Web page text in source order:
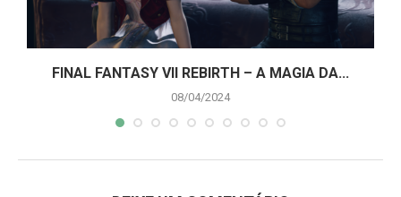
FINAL FANTASY VII REBIRTH – A MAGIA DA...
08/04/2024